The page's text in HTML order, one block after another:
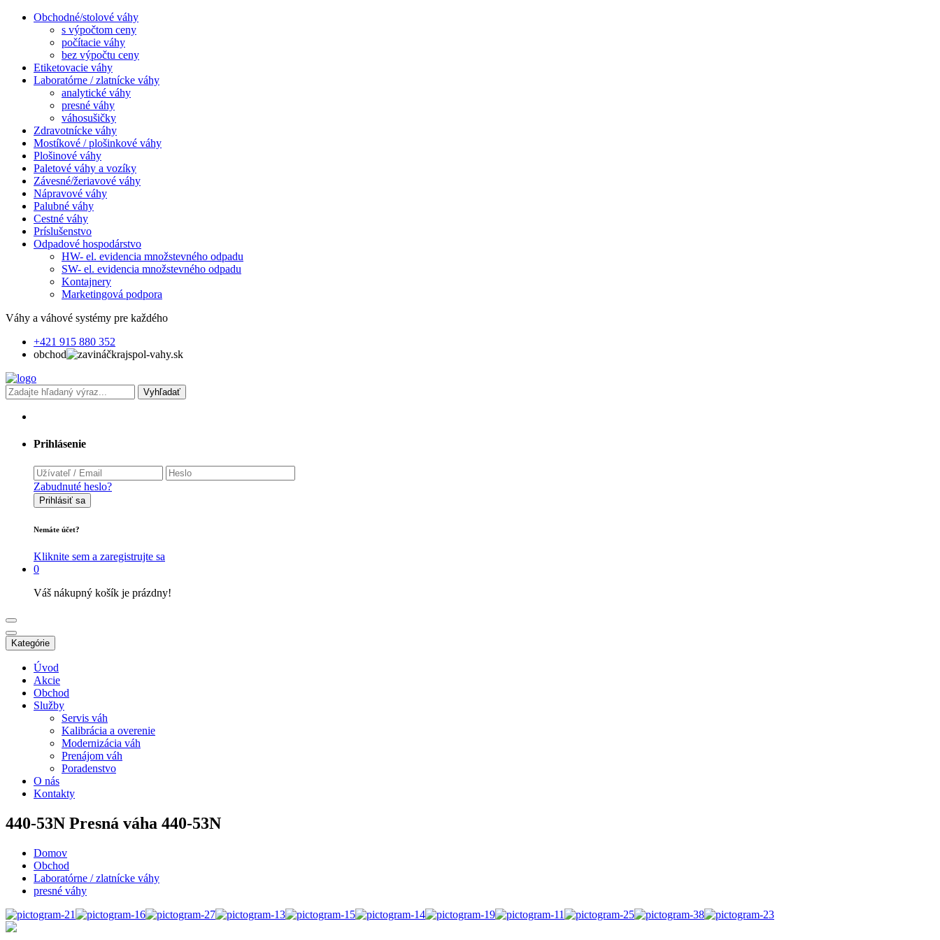
Obchodné/stolové váhy
s výpočtom ceny
počítacie váhy
bez výpočtu ceny
Etiketovacie váhy
Laboratórne / zlatnícke váhy
analytické váhy
presné váhy
váhosušičky
Zdravotnícke váhy
Mostíkové / plošinkové váhy
Plošinové váhy
Paletové váhy a vozíky
Závesné/žeriavové váhy
Nápravové váhy
Palubné váhy
Cestné váhy
Príslušenstvo
Odpadové hospodárstvo
HW- el. evidencia množstevného odpadu
SW- el. evidencia množstevného odpadu
Kontajnery
Marketingová podpora
Váhy a váhové systémy pre každého
+421 915 880 352
obchod
krajspol-vahy.sk
Vyhľadať
Prihlásenie
Zabudnuté heslo?
Prihlásiť sa
Nemáte účet?
Kliknite sem a zaregistrujte sa
0
Váš nákupný košík je prázdny!
Kategórie
Úvod
Akcie
Obchod
Služby
Servis váh
Kalibrácia a overenie
Modernizácia váh
Prenájom váh
Poradenstvo
O nás
Kontakty
440-53N Presná váha 440-53N
Domov
Obchod
Laboratórne / zlatnícke váhy
presné váhy